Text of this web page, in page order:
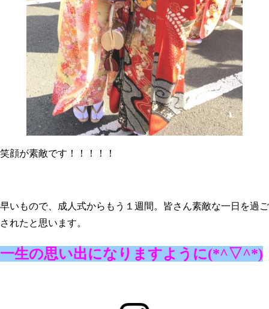
笑顔が素敵です！！！！！
早いもので、成人式からもう１週間。皆さん素敵な一日を過ご
されたと思います。
一生の思い出になりますように(*^▽^*)